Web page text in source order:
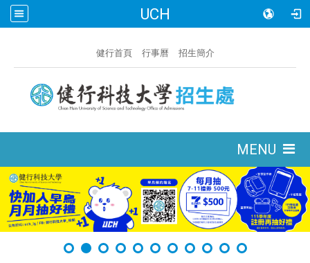
UCH
健行首頁 行事曆 招生簡介
MENU